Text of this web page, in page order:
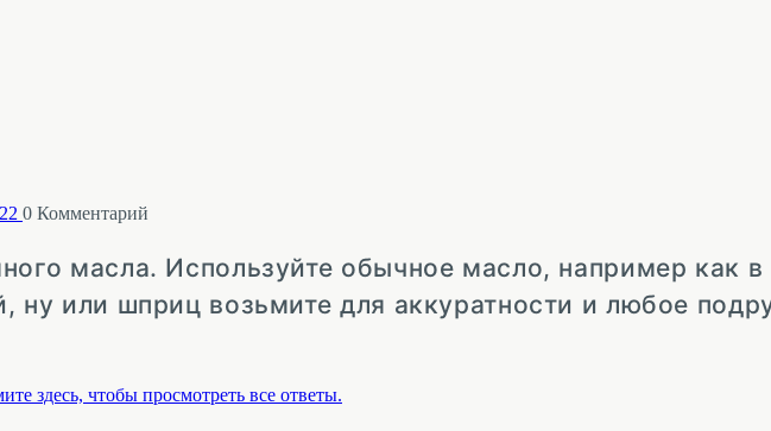
0 Комментарий
масла. Используйте обычное масло, например как
ну или шприц возьмите для аккуратности и любое
здесь, чтобы просмотреть все ответы.